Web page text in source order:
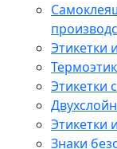
Этикетки
Этикетки
Этикетки
Знаки